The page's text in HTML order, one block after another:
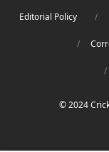
Editorial Policy
© 2024